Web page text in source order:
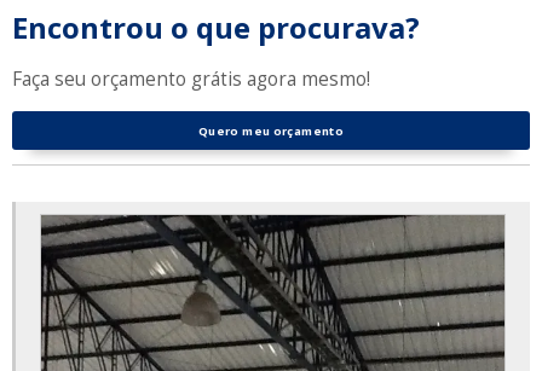
Encontrou o que procurava?
Faça seu orçamento grátis agora mesmo!
Quero meu orçamento